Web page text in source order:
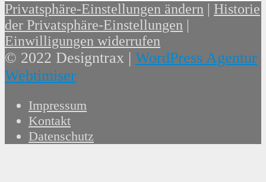
Privatsphäre-Einstellungen ändern | Historie
der Privatsphäre-Einstellungen |
Einwilligungen widerrufen
© 2022 Designtrax | WordPress Agentur
Webtimiser
Impressum
Kontakt
Datenschutz